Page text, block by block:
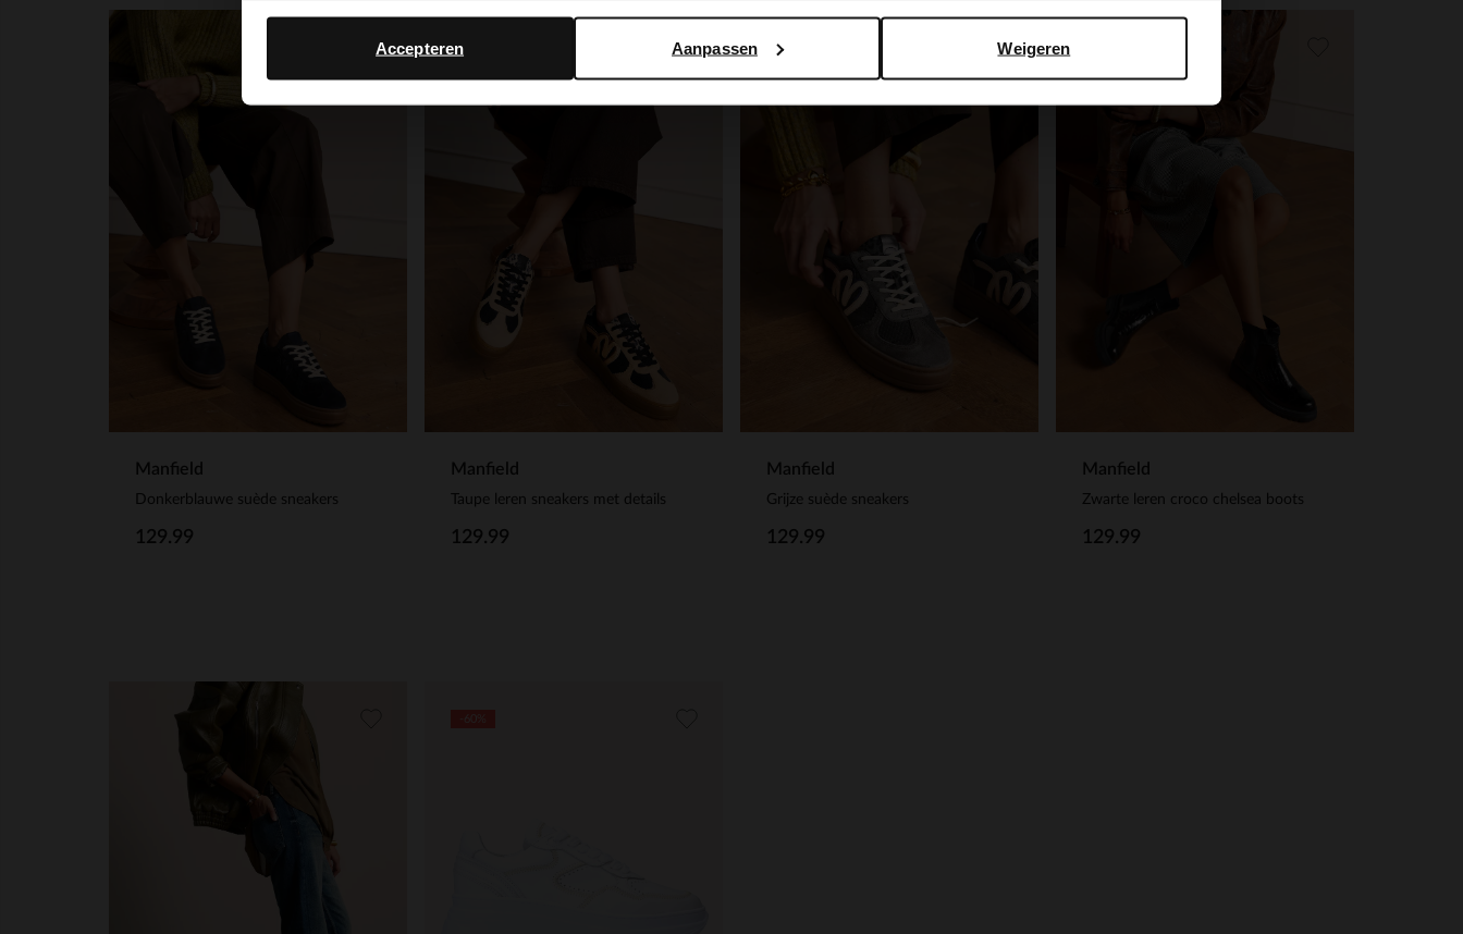
Weigeren
Aanpassen
Accepteren
Manfield
Donkerblauwe suède sneakers
129.99
Manfield
Taupe leren sneakers met details
129.99
Manfield
Grijze suède sneakers
129.99
Manfield
Zwarte leren croco chelsea boots
129.99